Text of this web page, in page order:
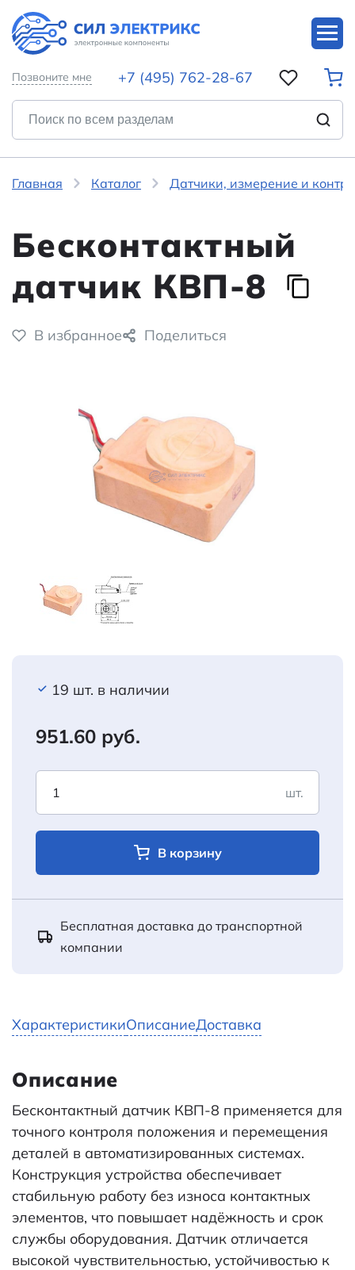
Позвоните мне +7 (495) 762-28-67
Главная Каталог Датчики, измерение и
Бесконтактный
датчик КВП-8
В избранное Поделиться
19 шт. в наличии
951.60 руб.
шт.
В корзину
Бесплатная доставка до транспортной
компании
ХарактеристикиОписаниеДоставка
Описание
Бесконтактный датчик КВП-8 применяется для
точного контроля положения и перемещения
деталей в автоматизированных системах.
Конструкция устройства обеспечивает
стабильную работу без износа контактных
элементов, что повышает надёжность и срок
службы оборудования. Датчик отличается
высокой чувствительностью, устойчивостью к